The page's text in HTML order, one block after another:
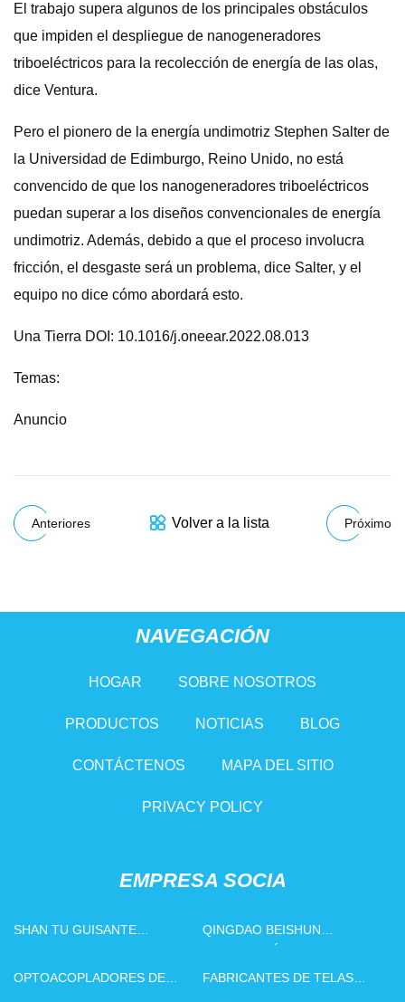
El trabajo supera algunos de los principales obstáculos
que impiden el despliegue de nanogeneradores
triboeléctricos para la recolección de energía de las olas,
dice Ventura.
Pero el pionero de la energía undimotriz Stephen Salter de
la Universidad de Edimburgo, Reino Unido, no está
convencido de que los nanogeneradores triboeléctricos
puedan superar a los diseños convencionales de energía
undimotriz. Además, debido a que el proceso involucra
fricción, el desgaste será un problema, dice Salter, y el
equipo no dice cómo abordará esto.
Una Tierra DOI: 10.1016/j.oneear.2022.08.013
Temas:
Anuncio
Anteriores Volver a la lista Próximo
NAVEGACIÓN
HOGAR SOBRE NOSOTROS
PRODUCTOS NOTICIAS BLOG
CONTÁCTENOS MAPA DEL SITIO
PRIVACY POLICY
EMPRESA SOCIA
SHAN TU GUISANTE
MAQUINARIA COMPAÑÍA,
QINGDAO BEISHUN
PROTECCIÓN AMBIENTAL
OPTOACOPLADORES DE
FABRICANTES DE TELAS